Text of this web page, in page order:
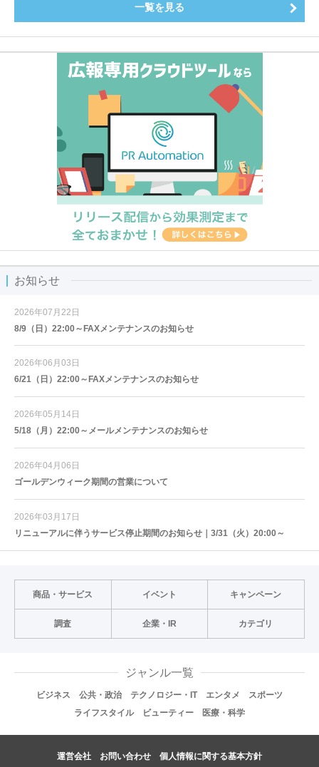
一覧を見る
お知らせ
2026年07月22日
8/9（日）22:00～FAXメンテナンスのお知らせ
2026年06月03日
6/21（日）22:00～FAXメンテナンスのお知らせ
2026年05月14日
5/18（月）22:00～メールメンテナンスのお知らせ
2026年04月06日
ゴールデンウィーク期間の営業について
2026年03月17日
リニューアルに伴うサービス停止期間のお知らせ｜3/31（火）20:00～
商品・サービス イベント キャンペーン
調査 企業・IR カテゴリ
ジャンル一覧
ビジネス 公共・政治 テクノロジー・IT エンタメ
スポーツ
ライフスタイル
ビューティー 医療・科学
運営会社 お問い合わせ 個人情報に関する基本方針